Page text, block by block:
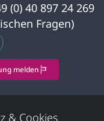
(0) 40 897 24 269
Fragen)
Registerkarte
neuen
in einer neuen
melden
& Cookies